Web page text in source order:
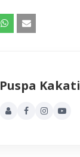
Puspa Kakati